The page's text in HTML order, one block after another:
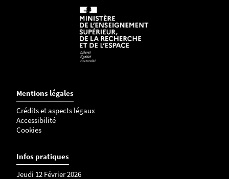
Mentions légales
Crédits et aspects légaux
Accessibilité
Cookies
Infos pratiques
Jeudi 12 Février 2026